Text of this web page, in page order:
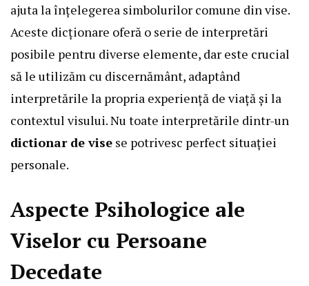
ajuta la înțelegerea simbolurilor comune din vise.
Aceste dicționare oferă o serie de interpretări
posibile pentru diverse elemente, dar este crucial
să le utilizăm cu discernământ, adaptând
interpretările la propria experiență de viață și la
contextul visului. Nu toate interpretările dintr-un
dictionar de vise se potrivesc perfect situației
personale.
Aspecte Psihologice ale
Viselor cu Persoane
Decedate